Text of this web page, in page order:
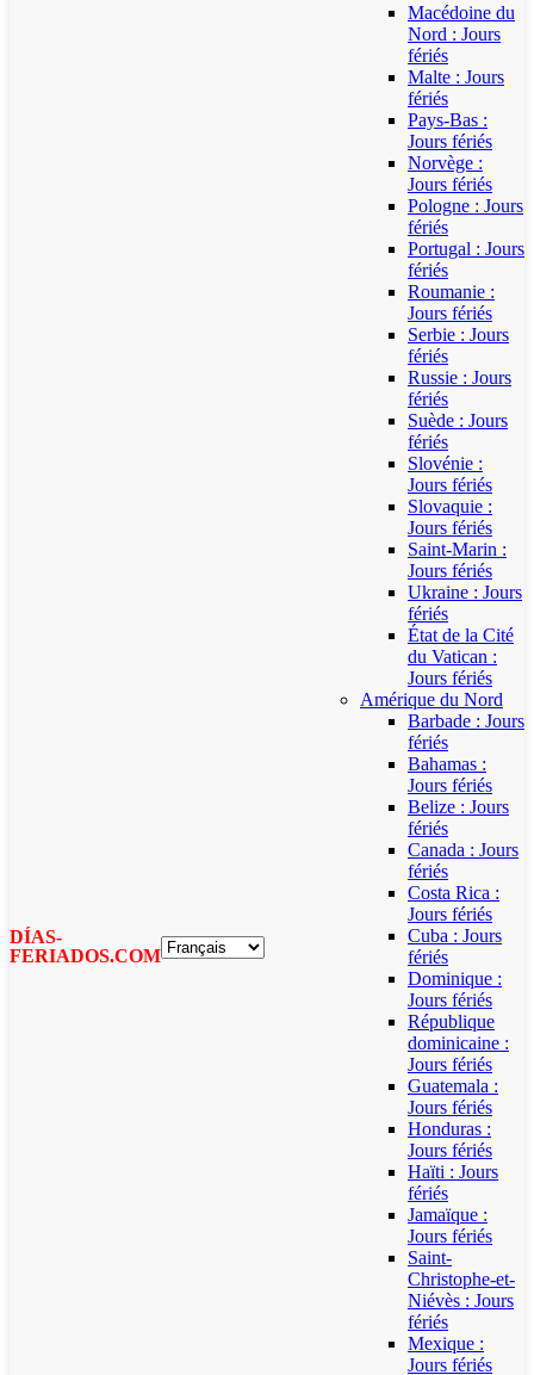
DÍAS-
FERIADOS.COM
Macédoine du
Nord : Jours
fériés
Malte : Jours
fériés
Pays-Bas :
Jours fériés
Norvège :
Jours fériés
Pologne : Jours
fériés
Portugal : Jours
fériés
Roumanie :
Jours fériés
Serbie : Jours
fériés
Russie : Jours
fériés
Suède : Jours
fériés
Slovénie :
Jours fériés
Slovaquie :
Jours fériés
Saint-Marin :
Jours fériés
Ukraine : Jours
fériés
État de la Cité
du Vatican :
Jours fériés
Amérique du Nord
Barbade : Jours
fériés
Bahamas :
Jours fériés
Belize : Jours
fériés
Canada : Jours
fériés
Costa Rica :
Jours fériés
Cuba : Jours
fériés
Dominique :
Jours fériés
République
dominicaine :
Jours fériés
Guatemala :
Jours fériés
Honduras :
Jours fériés
Haïti : Jours
fériés
Jamaïque :
Jours fériés
Saint-
Christophe-et-
Niévès : Jours
fériés
Mexique :
Jours fériés